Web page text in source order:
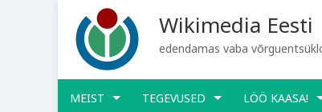
Wikimedia Eesti
edendamas vaba
MEIST TEGEVUSED LÖÖ KAASA!